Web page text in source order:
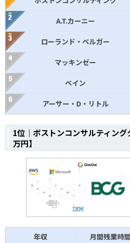
A.T.カーニー
ローランド・ベルガー
マッキンゼー
ベイン
アーサー・D・リトル
1位｜ボストンコンサルティン
万円】
年収 月間残業時間